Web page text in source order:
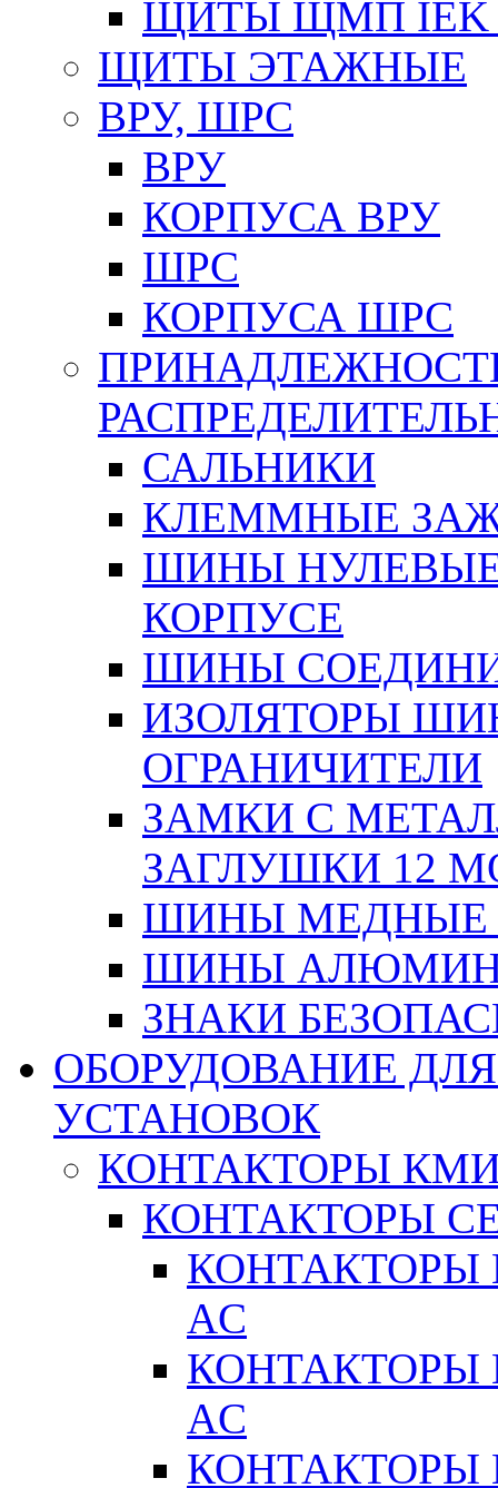
ЩИТЫ ЩМП IEK
ЩИТЫ ЭТАЖНЫЕ
ВРУ, ШРС
ВРУ
КОРПУСА ВРУ
ШРС
КОРПУСА ШРС
САЛЬНИКИ
КЛЕММНЫЕ
ШИНЫ
КОРПУСЕ
ШИНЫ
ИЗОЛЯТОРЫ
ОГРАНИЧИТЕЛИ
ЗАМКИ С
ЗАГЛУШКИ 12
ШИНЫ МЕДНЫЕ
ШИНЫ
ЗНАКИ
ОБОРУДОВАНИЕ
УСТАНОВОК
КОНТАКТОРЫ
КОНТАКТОРЫ
КОНТАКТОРЫ
AC
КОНТАКТОРЫ
AC
КОНТАКТОРЫ